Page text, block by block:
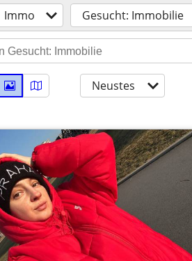
Immo Gesucht: Immobilie
Neustes